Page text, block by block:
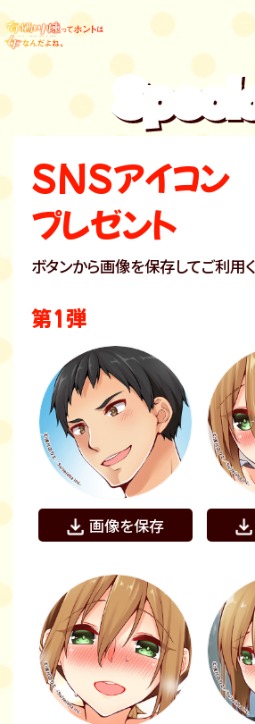
SNSアイコン
プレゼント
ボタンから画像を保存してご利用
第1弾
画像を保存